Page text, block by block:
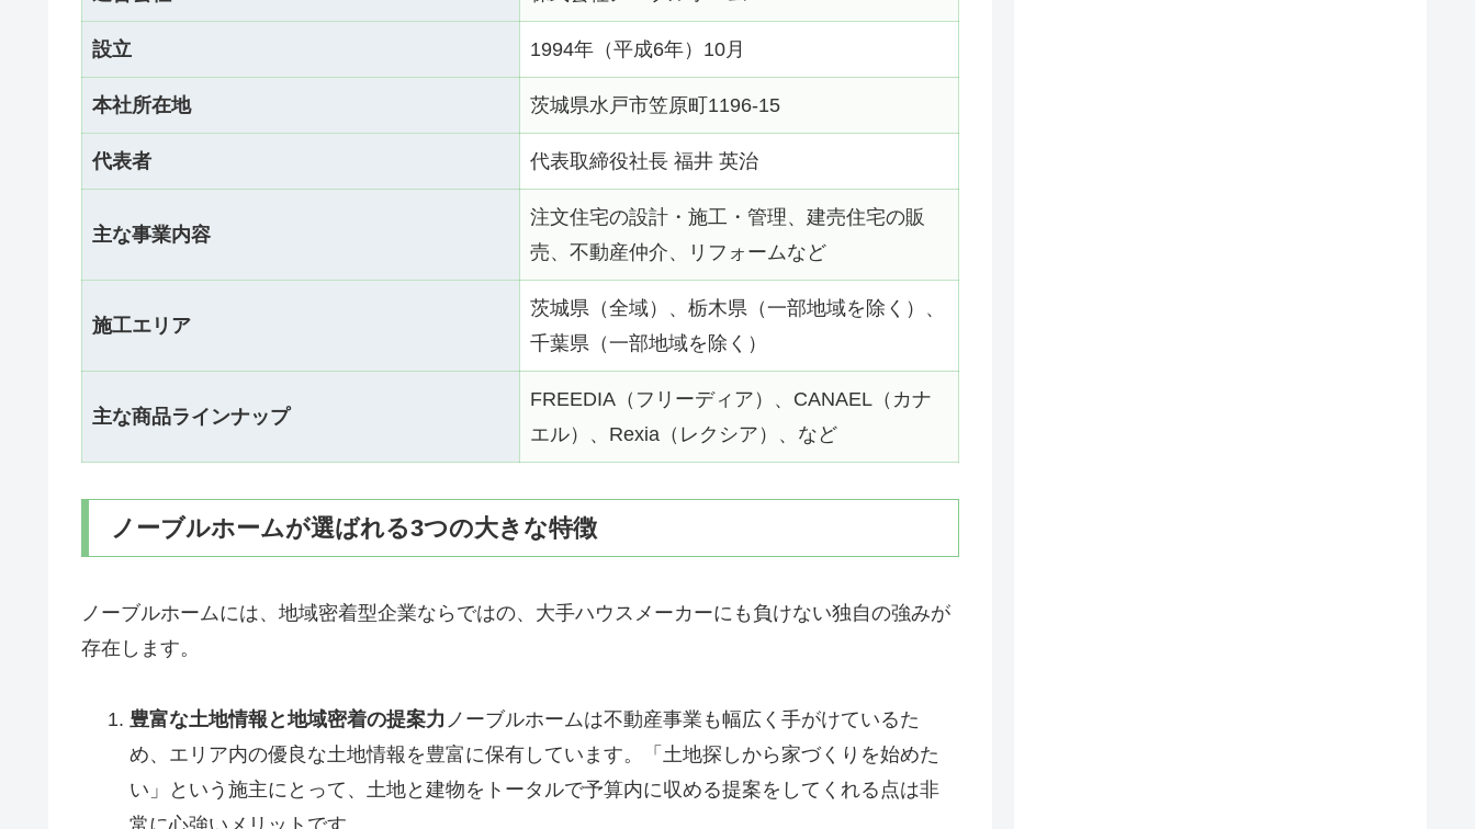
設立 1994年（平成6年）10月
本社所在地 茨城県水戸市笠原町1196-15
代表者 代表取締役社長 福井 英治
主な事業内容
注文住宅の設計・施工・管理、建売住宅の販
売、不動産仲介、リフォームなど
施工エリア
茨城県（全域）、栃木県（一部地域を除く）、
千葉県（一部地域を除く）
主な商品ラインナップ
FREEDIA（フリーディア）、CANAEL（カナ
エル）、Rexia（レクシア）、など
ノーブルホームが選ばれる3つの大きな特徴
ノーブルホームには、地域密着型企業ならではの、大手ハウスメーカーにも負けない独自の強みが
存在します。
豊富な土地情報と地域密着の提案力 ノーブルホームは不動産事業も幅広く手がけているた
め、エリア内の優良な土地情報を豊富に保有しています。「土地探しから家づくりを始めた
い」という施主にとって、土地と建物をトータルで予算内に収める提案をしてくれる点は非
常に心強いメリットです。